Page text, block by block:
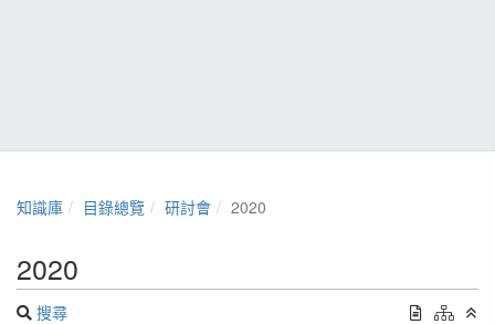
知識庫 目錄總覽 研討會 2020
2020
搜尋